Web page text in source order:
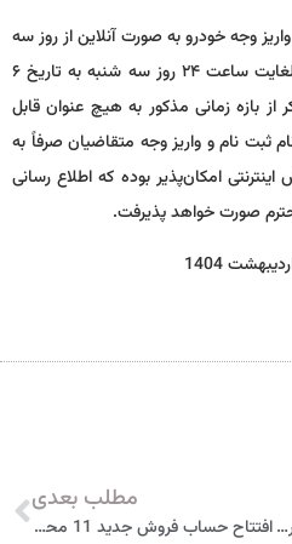
وجه خودرو به صورت آنلاین از روز سه
شنبه به تاریخ ۳۰ اردیبهشت ۱۴۰۴ لغایت ساعت ۲۴ روز سه شنبه به تاریخ ۶
ذکر از بازه زمانی مذکور به هیچ عنوان قابل
ثبت نام و واریز وجه متقاضیان صرفاً به
امکان‌پذیر بوده که اطلاع رسانی
صورت خواهد پذیرفت.
تحویل سال 1403
مطلب بعدی
افتتاح حساب فروش جدید 11 محصول ایران خودرو از شنبه 4 مرداد 1404